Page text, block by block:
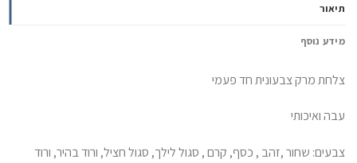
תיאור
מידע נוסף
צלחת מרק צבעונית חד פעמי
עבה ואיכותי
צבעים: שחור ,זהב , כסף, קרם , סגול לילך, סגול חציל, ורוד בהיר, ורוד